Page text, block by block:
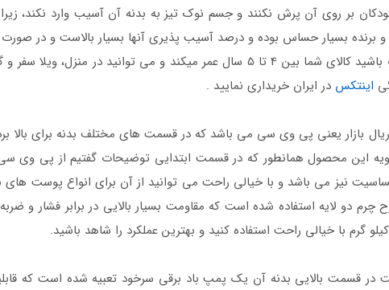
بر روی آن پرش نکنند و جسم نوک تیز به بدنه آن آسیب وارد نکند،
برنده بسیار حساس بوده و درصد آسیب پذیری آنها بسیار بالاست و در
اما چنانچه در استفاده از آن مراقب این نکات باشید کالای شما بین 4 تا 5 سال
اینتکس در ایران خریداری نمایید .
بازار یعنی پی وی سی می باشد که در قسمت های مختلف بدنه برای
این محصول همانطور که در قسمت ابتدایی توضیحات گفتیم از پی وی
حساسیت نیز می باشد و با خیالی راحت می توانید از آن برای انواع پوست
دو لایه استفاده شده است که مقاومت بسیار بالایی در برابر فشار و
قسمت بالایی بدنه آن یک پمپ باد برقی سرخود تعبیه شده است که